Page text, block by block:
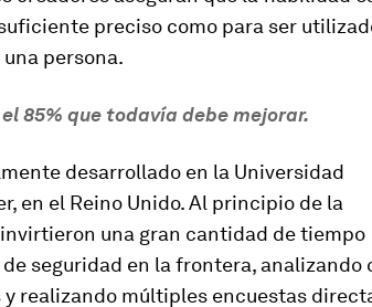
preciso como para ser
persona.
85% que todavía debe mejorar.
desarrollado en la Universidad
en el Reino Unido. Al principio de la
una gran cantidad de tiempo
seguridad en la frontera, analizando
realizando múltiples encuestas